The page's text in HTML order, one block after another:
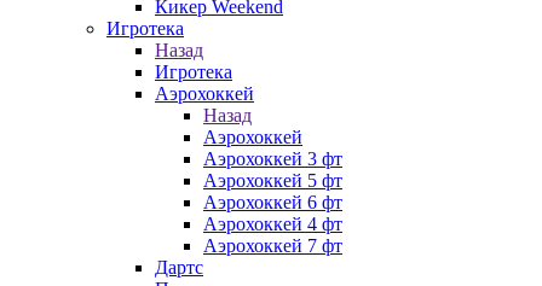
Кикер Weekend
Игротека
Назад
Игротека
Аэрохоккей
Назад
Аэрохоккей
Аэрохоккей 3 фт
Аэрохоккей 5 фт
Аэрохоккей 6 фт
Аэрохоккей 4 фт
Аэрохоккей 7 фт
Дартс